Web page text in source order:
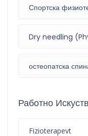
Спортска
Dry needling
остеопатска
Работно
Fizioterapevt